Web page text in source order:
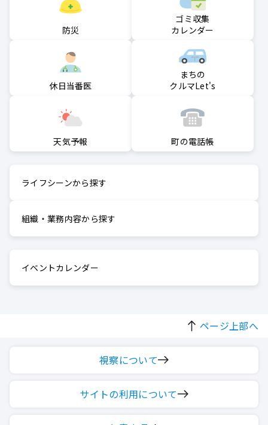
防災
ゴミ収集
カレンダー
休日当番医
まちの
クルマLet's
天気予報 町の電話帳
ライフシーンから探す
組織・業務内容から探す
イベントカレンダー
ページ上部へ
視察について
サイトの利用について